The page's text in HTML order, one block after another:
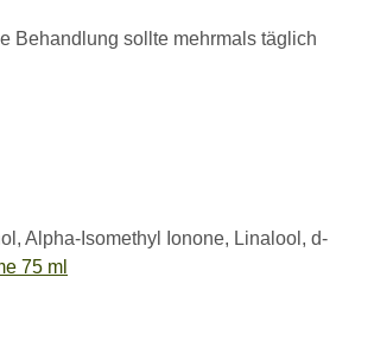
Behandlung sollte mehrmals täglich
Alpha-Isomethyl Ionone, Linalool, d-
75 ml